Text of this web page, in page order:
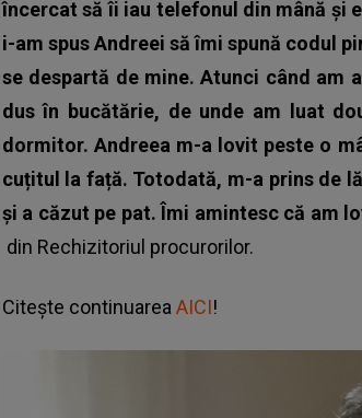
încercat să îi iau telefonul din mână şi
i-am spus Andreei să îmi spună codul
se despartă de mine. Atunci când am
dus în bucătărie, de unde am luat
dormitor. Andreea m-a lovit peste o
cuțitul la față. Totodată, m-a prins de
și a căzut pe pat. Îmi amintesc că am
din Rechizitoriul procurorilor.
Citește continuarea AICI!